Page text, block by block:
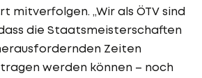
mitverfolgen. „Wir als ÖTV sind
die Staatsmeisterschaften
Zeiten
werden können – noch